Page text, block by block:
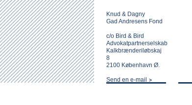
Knud & Dagny
Gad Andresens Fond
c/o Bird & Bird
Advokatpartnerselskab
Kalkbrænderiløbskaj
8
2100 København Ø.
Send en e-mail